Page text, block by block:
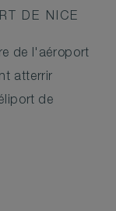
DE NICE
de l'aéroport
atterrir
de